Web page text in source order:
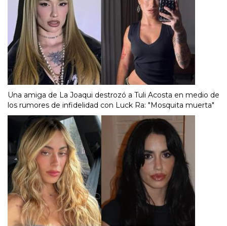
Una amiga de La Joaqui destrozó a Tuli Acosta en medio de
los rumores de infidelidad con Luck Ra: "Mosquita muerta"